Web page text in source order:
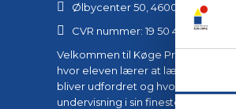
Ølbycenter 50, 4600 Køge
CVR nummer: 19 50 46 38
Velkommen til Køge Private
hvor eleven lærer at lære, hvor
bliver udfordret og hvor grundlaget
undervisning i sin fineste form